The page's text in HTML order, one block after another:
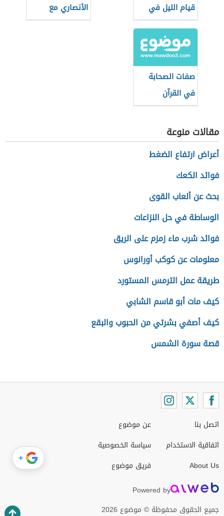
قيام الليل في
رمضان
الأنصاري مع
الرسول الكريم
صفات الصحابة
في القرآن
مقالات منوعة
أعراض ارتفاع الضغط
فوائد الكعك
بحث عن ألعاب القوى
الوساطة في حل النزاعات
فوائد شرب ماء زمزم على الريق
معلومات عن كوكب أورانوس
طريقة عمل الترمس المستورد
كيف مات أبو قاسم الشابي
كيف أصفي بشرتي من الحبوب والبقع
قصة سورة الشمس
اتصل بنا
اتفاقية الاستخدام
About Us
عن موضوع
سياسة الخصوصية
فريق موضوع
Powered by
جميع الحقوق محفوظة © موضوع 2026
+